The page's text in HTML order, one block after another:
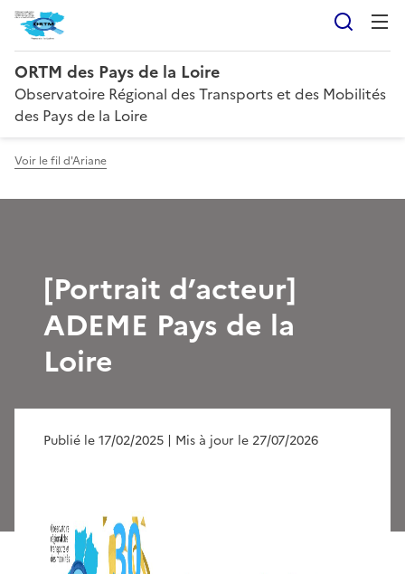
ORTM des Pays de la Loire
Observatoire Régional des Transports et des Mobilités
des Pays de la Loire
Voir le fil d'Ariane
[Portrait d’acteur]
ADEME Pays de la
Loire
Publié le 17/02/2025 | Mis à jour le 27/07/2026